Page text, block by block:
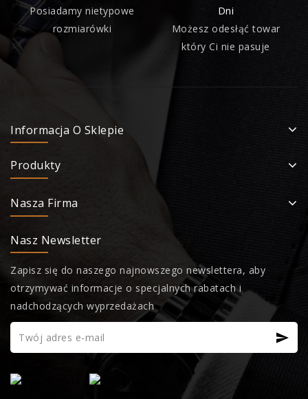
Posiadamy nietypowe
rozmiarówki
Dni
Możesz odesłąć towar
który Ci nie pasuje
Informacja O Sklepie
Produkty
Nasza Firma
Nasz Newsletter
Zapisz się do naszego najnowszego newslettera, aby
otrzymywać informacje o specjalnych rabatach i
nadchodzących wyprzedażach